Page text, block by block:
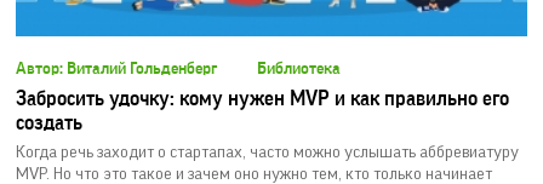
Автор: Виталий Гольденберг Библиотека
Забросить удочку: кому нужен MVP и как правильно его
создать
Когда речь заходит о стартапах, часто можно услышать аббревиатуру
MVP. Но что это такое и зачем оно нужно тем, кто только начинает